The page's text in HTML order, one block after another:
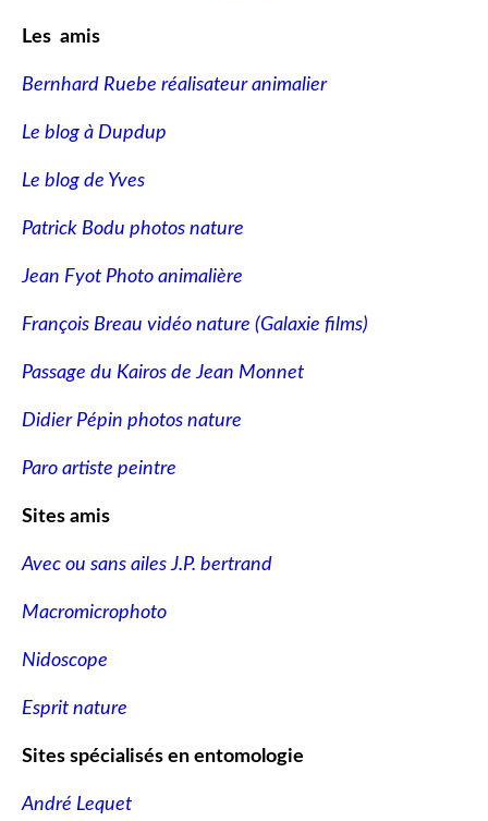
Les amis
Bernhard Ruebe réalisateur animalier
Le blog à Dupdup
Le blog de Yves
Patrick Bodu photos nature
Jean Fyot Photo animalière
François Breau vidéo nature (Galaxie films)
Passage du Kairos de Jean Monnet
Didier Pépin photos nature
Paro artiste peintre
Sites amis
Avec ou sans ailes J.P. bertrand
Macromicrophoto
Nidoscope
Esprit nature
Sites spécialisés en entomologie
André Lequet